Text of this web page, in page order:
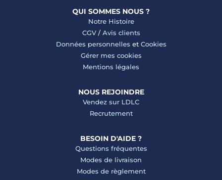
QUI SOMMES NOUS ?
Notre Histoire
CGV/ Avis clients
Données personnelles et Cookies
Gérer mes cookies
Mentions légales
NOUS REJOINDRE
Vendez sur LDLC
Recrutement
BESOIN D'AIDE ?
Questions fréquentes
Modes de livraison
Modes de règlement